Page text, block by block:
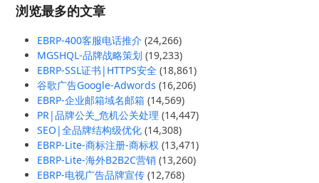
浏览最多的文章
EBRP-400客服电话推介 (24,266)
MGSHQL-品牌战略策划 (19,233)
EBRP-SSL证书|HTTPS安全 (18,861)
谷歌广告Google-Adwords (16,206)
EBRP-企业邮箱域名邮箱 (14,569)
PR|品牌公关_危机公关处理 (14,447)
SEO|全品牌结构级优化 (14,308)
EBRP-Lite-商标注册-商标权 (13,471)
EBRP-Lite-海外B2B2C营销 (13,260)
EBRP-电视广告品牌宣传 (12,768)